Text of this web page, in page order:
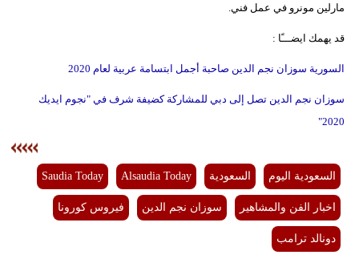
مارلين مونرو في عمل فني.
قد يهمك ايضـــًا :
السورية سوزان نجم الدين صاحبة أجمل ابتسامة عربية لعام 2020
سوزان نجم الدين تصل إلى دبي للمشاركة كضيفة شرف في "نجوم ايديك
2020"
السعودية اليوم السعودية Alsaudia Today
Saudia Today
اخبار الفن والمشاهير سوزان نجم الدين فيروس كورونا
دونالد ترامب